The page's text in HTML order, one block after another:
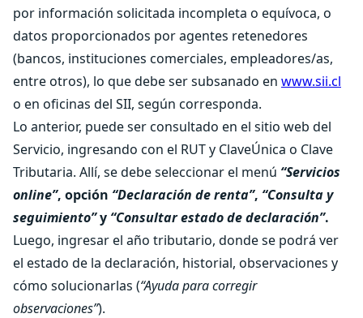
por información solicitada incompleta o equívoca, o
datos proporcionados por agentes retenedores
(bancos, instituciones comerciales, empleadores/as,
entre otros), lo que debe ser subsanado en www.sii.cl
o en oficinas del SII, según corresponda.
Lo anterior, puede ser consultado en el sitio web del
Servicio, ingresando con el RUT y ClaveÚnica o Clave
Tributaria. Allí, se debe seleccionar el menú “Servicios
online”, opción “Declaración de renta”, “Consulta y
seguimiento”y “Consultar estado de declaración”.
Luego, ingresar el año tributario, donde se podrá ver
el estado de la declaración, historial, observaciones y
cómo solucionarlas (“Ayuda para corregir
observaciones”).